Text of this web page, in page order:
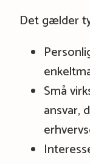
Det gælder
Små
ansvar,